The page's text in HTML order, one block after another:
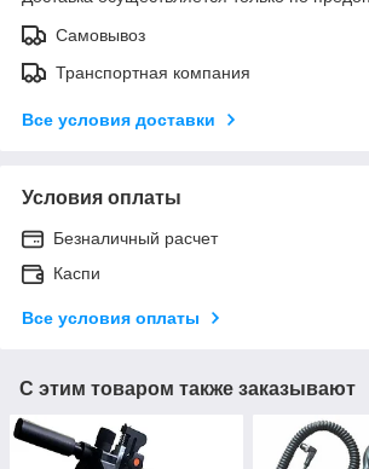
Самовывоз
Транспортная компания
Все условия доставки
Условия оплаты
Безналичный расчет
Каспи
Все условия оплаты
С этим товаром также заказывают